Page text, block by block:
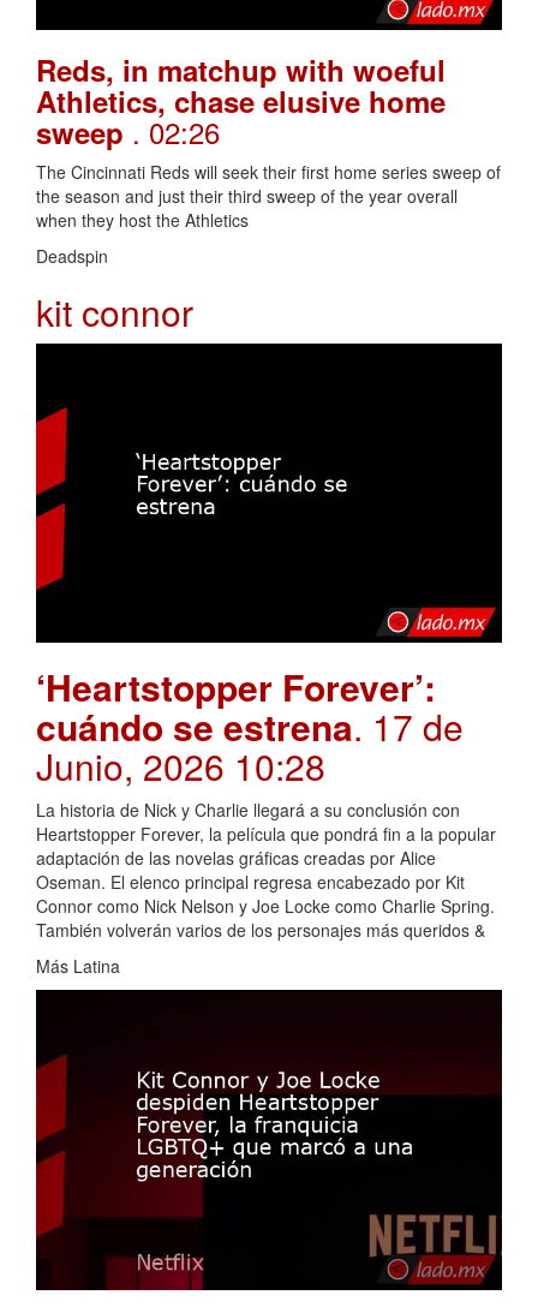
Reds, in matchup with woeful
Athletics, chase elusive home
sweep . 02:26
The Cincinnati Reds will seek their first home series sweep of
the season and just their third sweep of the year overall
when they host the Athletics
Deadspin
kit connor
‘Heartstopper Forever’:
cuándo se estrena. 17 de
Junio, 2026 10:28
La historia de Nick y Charlie llegará a su conclusión con
Heartstopper Forever, la película que pondrá fin a la popular
adaptación de las novelas gráficas creadas por Alice
Oseman. El elenco principal regresa encabezado por Kit
Connor como Nick Nelson y Joe Locke como Charlie Spring.
También volverán varios de los personajes más queridos &
Más Latina